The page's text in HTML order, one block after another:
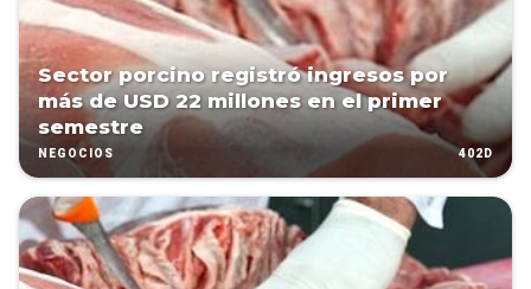
Sector porcino registró ingresos por
más de USD 22 millones en el primer
semestre
NEGOCIOS 402D